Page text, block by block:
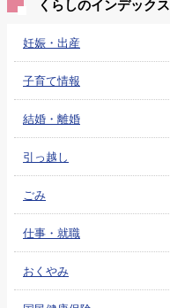
くらしのインデックス
妊娠・出産
子育て情報
結婚・離婚
引っ越し
ごみ
仕事・就職
おくやみ